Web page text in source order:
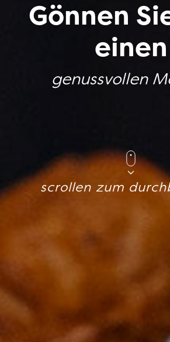
Gönnen
einen
genussvollen
scrollen zum